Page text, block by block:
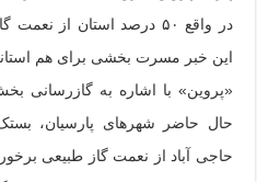
در واقع ۵۰ درصد استان از
این خبر مسرت بخشی برای هم
«پروین» با اشاره به گازرسانی
حال حاضر شهرهای پارسیان،
حاجی آباد از نعمت گاز طبیعی